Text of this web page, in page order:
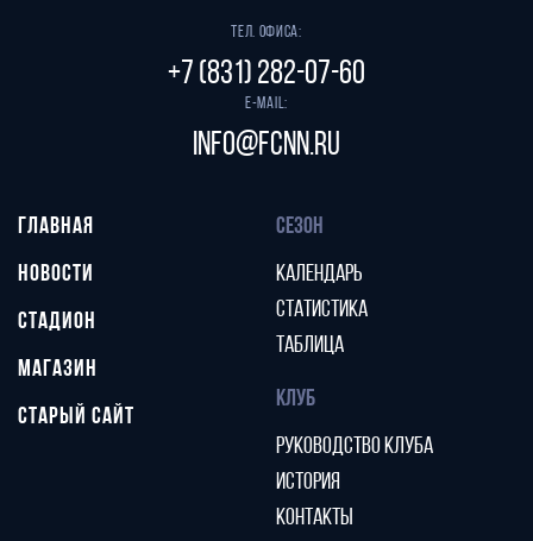
Тел. офиса:
+7 (831) 282-07-60
E-mail:
info@fcnn.ru
ГЛАВНАЯ
НОВОСТИ
СТАДИОН
МАГАЗИН
СТАРЫЙ САЙТ
СЕЗОН
КАЛЕНДАРЬ
СТАТИСТИКА
ТАБЛИЦА
КЛУБ
РУКОВОДСТВО КЛУБА
ИСТОРИЯ
КОНТАКТЫ